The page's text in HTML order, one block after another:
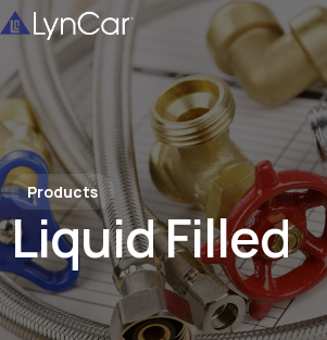
Products
Liquid Filled